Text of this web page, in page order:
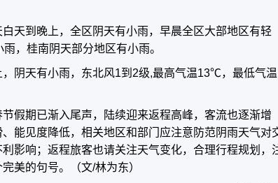
天到晚上，全区阴天有小雨，早晨全区大部地区有轻
，桂南阴天部分地区有小雨。
阴天有小雨，东北风1到2级,最高气温13℃，最低气温
假期已渐入尾声，陆续迎来返程高峰，客流也逐渐增
能见度降低，相关地区和部门应注意防范阴雨天气对
影响；返程旅客也请关注天气变化，合理行程规划，
美的句号。（文/林为东）